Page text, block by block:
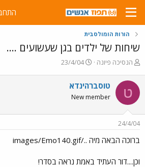
הורות הומולסבית
שיחות של ילדים בגן שעשועים ....
פ
ת
ח
ה
נ
ו
ש
הנסיכה פיונה
פ
ס
ם
ת
י
23/4/04
ט טוסברהינדא
New member
24/4/04
ברוכה הבאה מיה ../images/Emo140.gif
וכן....דור העתיד באמת נראה בסדר!